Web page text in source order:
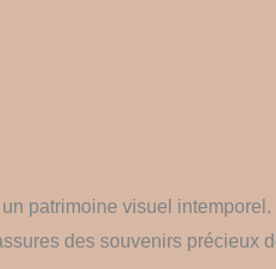
patrimoine visuel
des souvenirs